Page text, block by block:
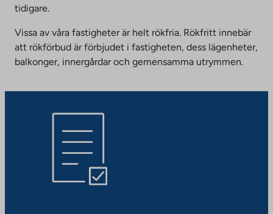
tidigare.
Vissa av våra fastigheter är helt rökfria. Rökfritt innebär
att rökförbud är förbjudet i fastigheten, dess lägenheter,
balkonger, innergårdar och gemensamma utrymmen.